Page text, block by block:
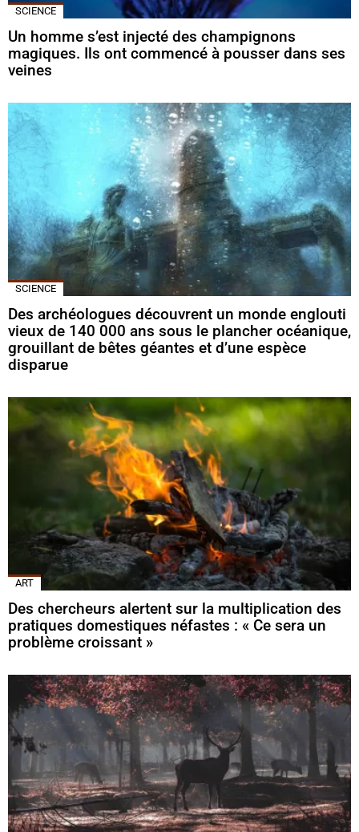
SCIENCE
Un homme s’est injecté des champignons
magiques. Ils ont commencé à pousser dans ses
veines
SCIENCE
Des archéologues découvrent un monde englouti
vieux de 140 000 ans sous le plancher océanique,
grouillant de bêtes géantes et d’une espèce
disparue
ART
Des chercheurs alertent sur la multiplication des
pratiques domestiques néfastes : « Ce sera un
problème croissant »